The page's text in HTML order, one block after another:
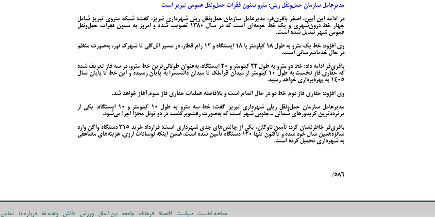
مدیرعامل سازمان حمل‌ونقل ریلی: مترو ستون فقرات حمل‌ونقل عمومی تبریز است
در ادامه این آیین، اصغر باقری‌فر، مدیرعامل سازمان حمل‌ونقل ریلی شهرداری تبریز، گفت: شبکه متروی تبریز شامل
چهار خط درون‌شهری و یک خط حومه‌ای است که در سال ۱۳۸۰ تصویب شده و امروز به ستون فقرات حمل‌ونقل
عمومی شهر تبدیل شده است.
وی افزود: خط یک مترو به طول ۱۸ کیلومتر با ۱۸ ایستگاه و ۱۲ رام قطار، در مسیر ائل‌گلی تا شهرک نور، به‌صورت منظم
در حال خدمات‌رسانی است.
باقری‌فر ادامه داد: خط دو مترو به طول ۲۲ کیلومتر و ۲۰ ایستگاه، به‌عنوان طولانی‌ترین خط مترو، در سه فاز تعریف شده
که حفاری فاز نخست به طول ۱۰ کیلومتر از میدان قراملک تا میدان دانشسرا به پایان رسیده و این خط تا پایان سال
۱۴۰۵ به بهره‌برداری خواهد رسید.
وی افزود: حفاری فاز دوم خط دو در حال اتمام است و بلافاصله عملیات حفاری فاز سوم آغاز خواهد شد.
مدیرعامل سازمان حمل‌ونقل ریلی شهرداری تبریز گفت: خط سه مترو به طول ۱۰ کیلومتر و ۱۰ ایستگاه، یکی از
پرترددترین کریدورهای شمالی ـ جنوبی شهر است که به‌صورت رفت‌وبرگشت در دو تونل مجزا اجرا می‌شود.
باقری‌فر خاطرنشان کرد: تأمین ناوگان، یکی از چالش‌های جدی شهرداری است؛ قرارداد خرید ۳۱۵ دستگاه واگن وارد
شانزدهمین سال خود شده و تاکنون تنها ۱۲۰ دستگاه تأمین شده است، ضمن اینکه نوسانات ارزی، هزینه‌های مضاعفی
به شهرداری تحمیل کرده است.
586/
صفحه نخست سیاست اقتصاد فرهنگ جامعه بین الملل ورزش دانش وعده ها درباره ما تماس